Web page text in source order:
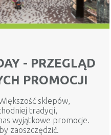
- PRZEGLĄD
PROMOCJI
sklepów,
tradycji,
wyjątkowe promocje.
zaoszczędzić.